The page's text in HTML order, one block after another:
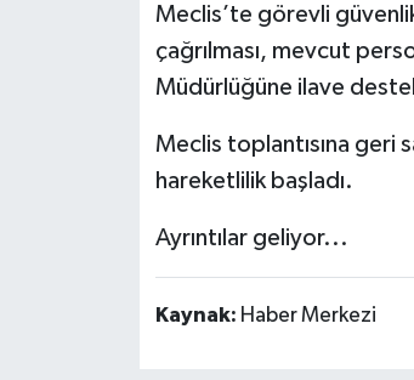
Meclis’te görevli
çağrılması, mevcut
Müdürlüğüne ilave
Meclis toplantısına geri
hareketlilik başladı.
Ayrıntılar geliyor...
Kaynak: Haber Merkezi